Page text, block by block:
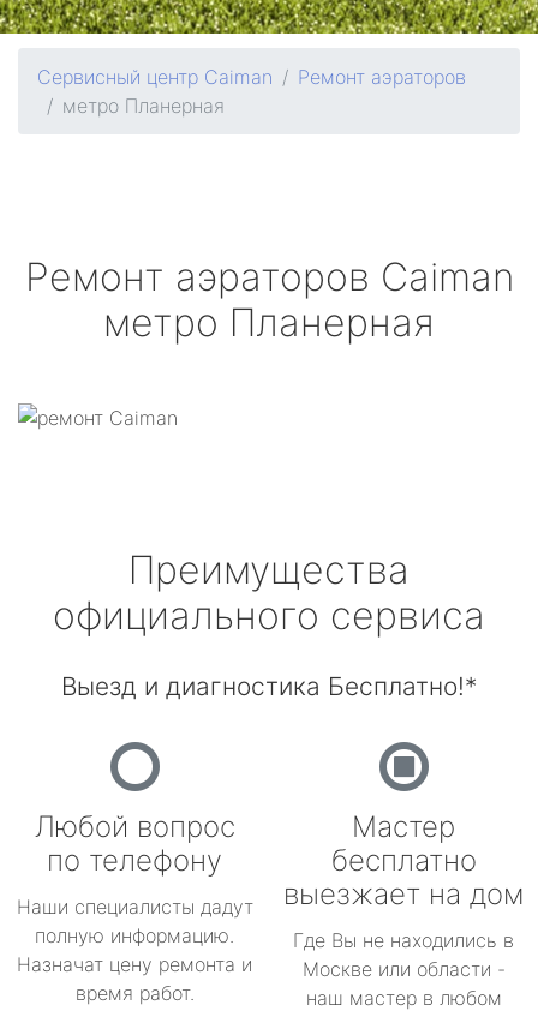
Сервисный центр Caiman
Ремонт аэраторов
метро Планерная
Ремонт аэраторов Caiman
метро Планерная
Преимущества
официального сервиса
Выезд и диагностика Бесплатно!*
Любой вопрос
по телефону
Наши специалисты дадут
полную информацию.
Назначат цену ремонта и
время работ.
Мастер
бесплатно
выезжает на дом
Где Вы не находились в
Москве или области -
наш мастер в любом